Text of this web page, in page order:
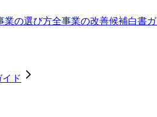
業の選び方全事業の改善候補白書
ド